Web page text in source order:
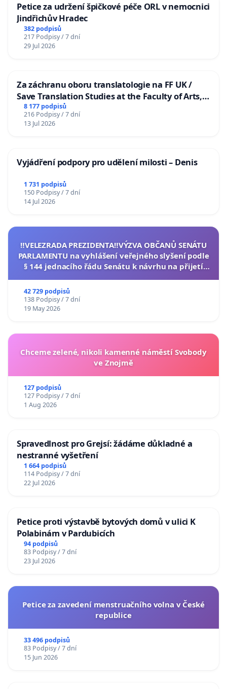
Petice za udržení špičkové péče ORL v nemocnici
Jindřichův Hradec
382 podpisů
217 Podpisy / 7 dní
29 Jul 2026
Za záchranu oboru translatologie na FF UK /
Save Translation Studies at the Faculty of Arts,
Charles University
8 177 podpisů
216 Podpisy / 7 dní
13 Jul 2026
Vyjádření podpory pro udělení milosti – Denis
1 731 podpisů
150 Podpisy / 7 dní
14 Jul 2026
‼️VELEZRADA PREZIDENTA‼️VÝZVA OBČANŮ SENÁTU
PARLAMENTU na vyhlášení veřejného slyšení podle
§ 144 jednacího řádu Senátu k návrhu na přijetí
42 729 podpisů
138 Podpisy / 7 dní
19 May 2026
Chceme zelené, nikoli kamenné náměstí Svobody
ve Znojmě
127 podpisů
127 Podpisy / 7 dní
1 Aug 2026
Spravedlnost pro Grejsí: žádáme důkladné a
nestranné vyšetření
1 664 podpisů
114 Podpisy / 7 dní
22 Jul 2026
Petice proti výstavbě bytových domů v ulici K
Polabinám v Pardubicích
94 podpisů
83 Podpisy / 7 dní
23 Jul 2026
Petice za zavedení menstruačního volna v České
republice
33 496 podpisů
83 Podpisy / 7 dní
15 Jun 2026